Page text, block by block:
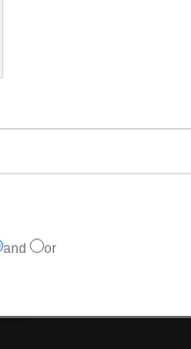
and or